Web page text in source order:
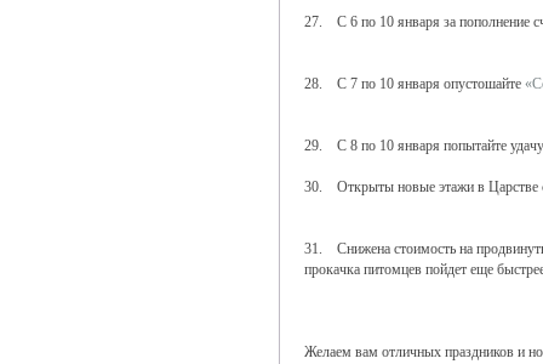
27. С 6 по 10 января за пополнение
28. С 7 по 10 января опустошайте
29. С 8 по 10 января попытайте
30. Открыты новые этажи в Царстве
31. Снижена стоимость на
прокачка питомцев пойдет еще
Желаем вам отличных праздников и